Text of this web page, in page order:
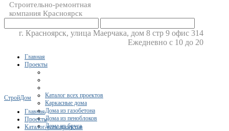
Строительно-ремонтная
компания Красноярск
г. Красноярск, улица Маерчака, дом 8 стр 9 офис 314
Ежедневно с 10 до 20
Главная
Проекты
Каталог всех проектов
Каркасные дома
Дома из газобетона
Дома из пеноблоков
Дома из бруса
СтройДом
Главная
Проекты
Каталог всех проектов